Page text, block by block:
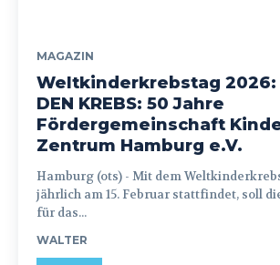
MAGAZIN
Weltkinderkrebstag 2026:
DEN KREBS: 50 Jahre
Fördergemeinschaft
Zentrum Hamburg e.V.
Hamburg (ots) - Mit dem Weltkinderkrebstag, der
jährlich am 15. Februar stattfindet, soll
für das...
WALTER